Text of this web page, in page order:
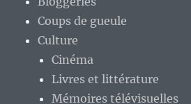
Coups de gueule
Culture
Cinéma
Livres et littérature
Mémoires télévisuelles